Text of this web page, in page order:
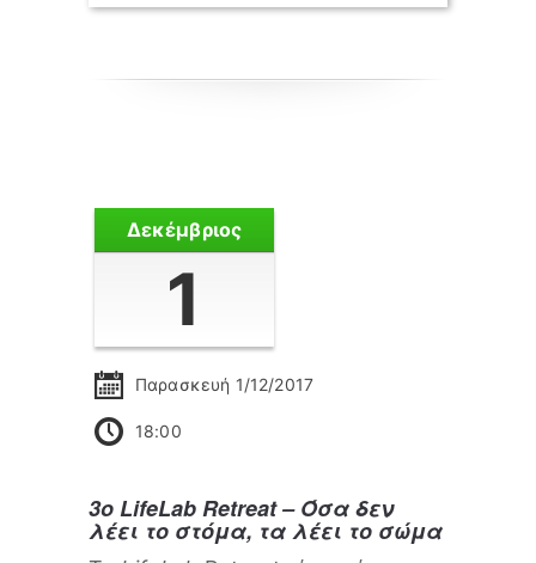
Δεκέμβριος
1
Παρασκευή 1/12/2017
18:00
3ο LifeLab Retreat – Όσα δεν
λέει το στόμα, τα λέει το σώμα